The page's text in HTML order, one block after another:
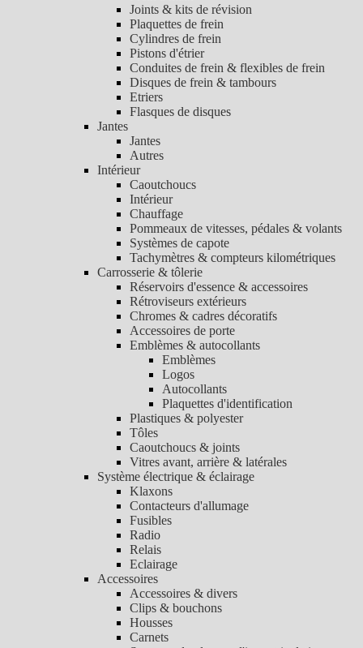
Joints & kits de révision
Plaquettes de frein
Cylindres de frein
Pistons d'étrier
Conduites de frein & flexibles de frein
Disques de frein & tambours
Etriers
Flasques de disques
Jantes
Jantes
Autres
Intérieur
Caoutchoucs
Intérieur
Chauffage
Pommeaux de vitesses, pédales & volants
Systèmes de capote
Tachymètres & compteurs kilométriques
Carrosserie & tôlerie
Réservoirs d'essence & accessoires
Rétroviseurs extérieurs
Chromes & cadres décoratifs
Accessoires de porte
Emblèmes & autocollants
Emblèmes
Logos
Autocollants
Plaquettes d'identification
Plastiques & polyester
Tôles
Caoutchoucs & joints
Vitres avant, arrière & latérales
Système électrique & éclairage
Klaxons
Contacteurs d'allumage
Fusibles
Radio
Relais
Eclairage
Accessoires
Accessoires & divers
Clips & bouchons
Housses
Carnets